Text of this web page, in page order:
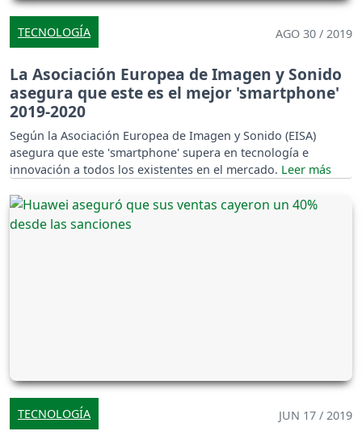
TECNOLOGÍA AGO 30 / 2019
La Asociación Europea de Imagen y Sonido
asegura que este es el mejor 'smartphone'
2019-2020
Según la Asociación Europea de Imagen y Sonido (EISA)
asegura que este 'smartphone' supera en tecnología e
innovación a todos los existentes en el mercado.
TECNOLOGÍA JUN 17 / 2019